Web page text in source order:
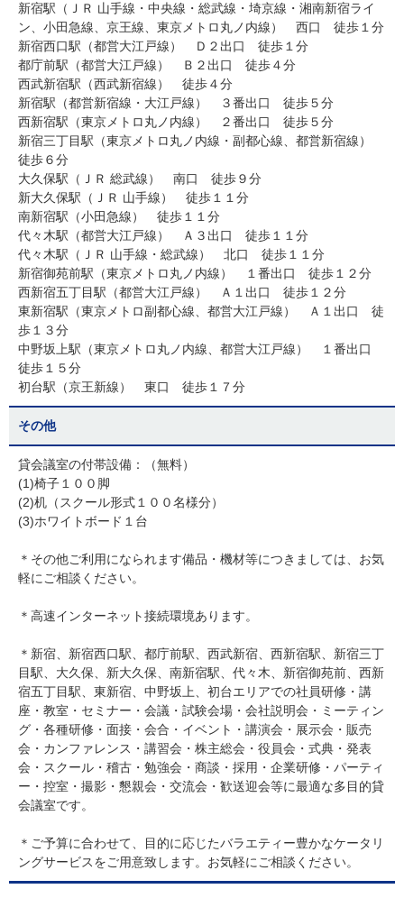
新宿駅（ＪＲ 山手線・中央線・総武線・埼京線・湘南新宿ライ
ン、小田急線、京王線、東京メトロ丸ノ内線） 西口 徒歩１分
新宿西口駅（都営大江戸線） Ｄ２出口 徒歩１分
都庁前駅（都営大江戸線） Ｂ２出口 徒歩４分
西武新宿駅（西武新宿線） 徒歩４分
新宿駅（都営新宿線・大江戸線） ３番出口 徒歩５分
西新宿駅（東京メトロ丸ノ内線） ２番出口 徒歩５分
新宿三丁目駅（東京メトロ丸ノ内線・副都心線、都営新宿線）
徒歩６分
大久保駅（ＪＲ 総武線） 南口 徒歩９分
新大久保駅（ＪＲ 山手線） 徒歩１１分
南新宿駅（小田急線） 徒歩１１分
代々木駅（都営大江戸線） Ａ３出口 徒歩１１分
代々木駅（ＪＲ 山手線・総武線） 北口 徒歩１１分
新宿御苑前駅（東京メトロ丸ノ内線） １番出口 徒歩１２分
西新宿五丁目駅（都営大江戸線） Ａ１出口 徒歩１２分
東新宿駅（東京メトロ副都心線、都営大江戸線） Ａ１出口 徒
歩１３分
中野坂上駅（東京メトロ丸ノ内線、都営大江戸線） １番出口
徒歩１５分
初台駅（京王新線） 東口 徒歩１７分
その他
貸会議室の付帯設備：（無料）
(1)椅子１００脚
(2)机（スクール形式１００名様分）
(3)ホワイトボード１台
＊その他ご利用になられます備品・機材等につきましては、お気
軽にご相談ください。
＊高速インターネット接続環境あります。
＊新宿、新宿西口駅、都庁前駅、西武新宿、西新宿駅、新宿三丁
目駅、大久保、新大久保、南新宿駅、代々木、新宿御苑前、西新
宿五丁目駅、東新宿、中野坂上、初台エリアでの社員研修・講
座・教室・セミナー・会議・試験会場・会社説明会・ミーティン
グ・各種研修・面接・会合・イベント・講演会・展示会・販売
会・カンファレンス・講習会・株主総会・役員会・式典・発表
会・スクール・稽古・勉強会・商談・採用・企業研修・パーティ
ー・控室・撮影・懇親会・交流会・歓送迎会等に最適な多目的貸
会議室です。
＊ご予算に合わせて、目的に応じたバラエティー豊かなケータリ
ングサービスをご用意致します。お気軽にご相談ください。